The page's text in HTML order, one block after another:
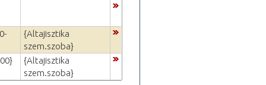
{Altajisztika
szem.szoba}
{Altajisztika
szem.szoba}